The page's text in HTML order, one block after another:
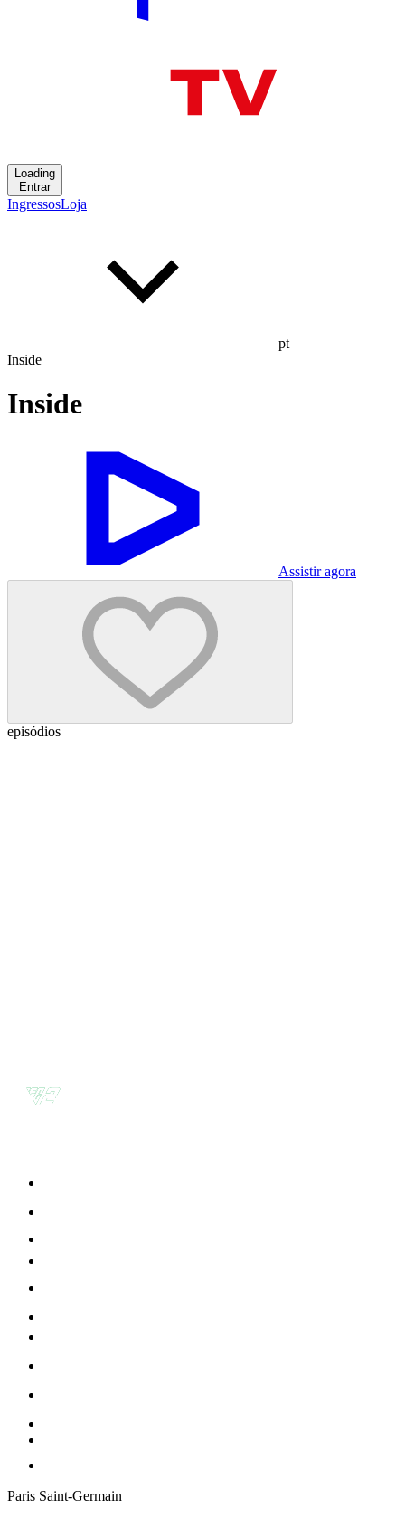
Loading
Entrar
IngressosLoja
pt
Inside
Inside
Assistir agora
episódios
Paris Saint-Germain